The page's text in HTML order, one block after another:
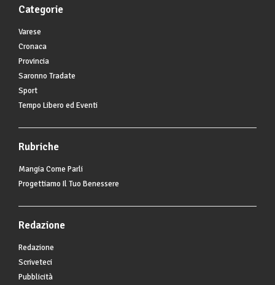
Categorie
Varese
Cronaca
Provincia
Saronno Tradate
Sport
Tempo Libero ed Eventi
Rubriche
Mangia Come Parli
Progettiamo Il Tuo Benessere
Redazione
Redazione
Scriveteci
Pubblicità